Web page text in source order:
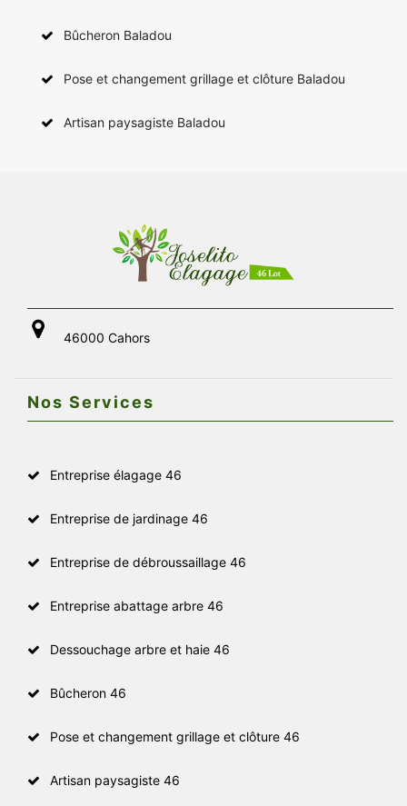
Bûcheron Baladou
Pose et changement grillage et clôture Baladou
Artisan paysagiste Baladou
46000 Cahors
Nos Services
Entreprise élagage 46
Entreprise de jardinage 46
Entreprise de débroussaillage 46
Entreprise abattage arbre 46
Dessouchage arbre et haie 46
Bûcheron 46
Pose et changement grillage et clôture 46
Artisan paysagiste 46